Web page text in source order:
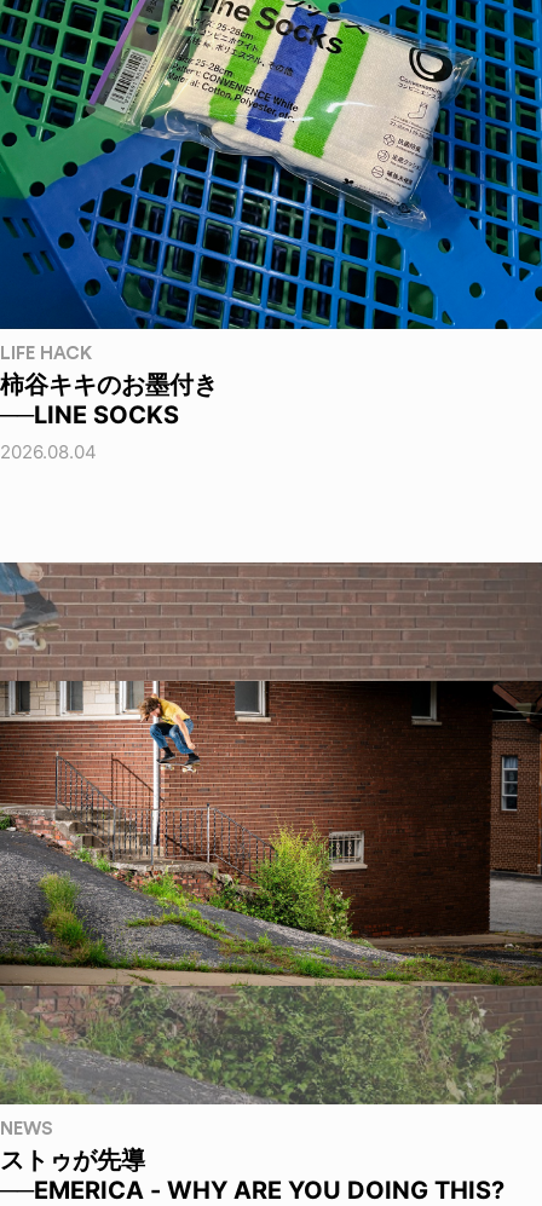
LIFE HACK
柿谷キキのお墨付き
──LINE SOCKS
2026.08.04
NEWS
ストゥが先導
──EMERICA - WHY ARE YOU DOING THIS?